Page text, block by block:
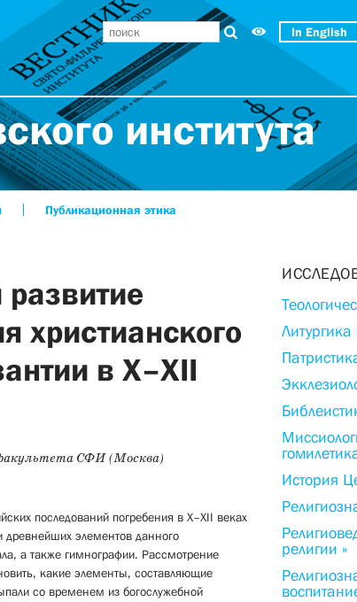
In English
института
Публикационная этика
христианского
в X–XII
факультета СФИ (Москва)
последований погребения в X–XII веках
древнейших элементов данного
а также гимнографии. Рассмотрение
какие элементы, составляющие
со временем из богослужебной
История
религии »